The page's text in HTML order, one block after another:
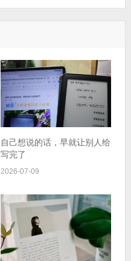
自己想说的话，早就让别人给
写完了
2026-07-09